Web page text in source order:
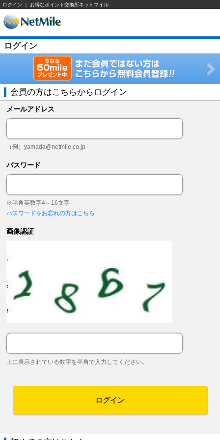
ログイン ｜ お得なポイント交換所ネットマイル
ログイン
会員の方はこちらからログイン
メールアドレス
（例）yamada@netmile.co.jp
パスワード
※半角英数字4～16文字
パスワードをお忘れの方はこちら
画像認証
上に表示されている数字を半角で入力してください。